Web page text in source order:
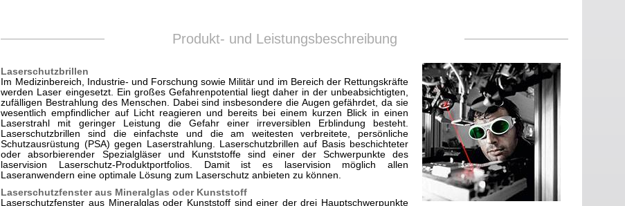
Produkt- und Leistungsbeschreibung
Laserschutzbrillen
Im Medizinbereich, Industrie- und Forschung sowie Militär und im Bereich der Rettungskräfte
werden Laser eingesetzt. Ein großes Gefahrenpotential liegt daher in der unbeabsichtigten,
zufälligen Bestrahlung des Menschen. Dabei sind insbesondere die Augen gefährdet, da sie
wesentlich empfindlicher auf Licht reagieren und bereits bei einem kurzen Blick in einen
Laserstrahl mit geringer Leistung die Gefahr einer irreversiblen Erblindung besteht.
Laserschutzbrillen sind die einfachste und die am weitesten verbreitete, persönliche
Schutzausrüstung (PSA) gegen Laserstrahlung. Laserschutzbrillen auf Basis beschichteter
oder absorbierender Spezialgläser und Kunststoffe sind einer der Schwerpunkte des
laservision Laserschutz-Produktportfolios. Damit ist es laservision möglich allen
Laseranwendern eine optimale Lösung zum Laserschutz anbieten zu können.
Laserschutzfenster aus Mineralglas oder Kunststoff
Laserschutzfenster aus Mineralglas oder Kunststoff sind einer der drei Hauptschwerpunkte